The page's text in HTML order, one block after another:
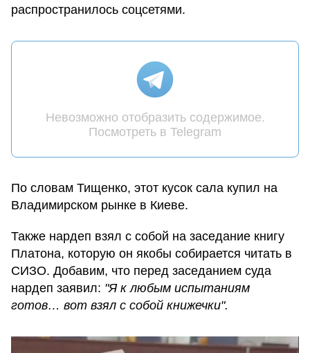
распространилось соцсетями.
Невозможно отобразить содержимое.
Посмотреть в Telegram
По словам Тищенко, этот кусок сала купил на
Владимирском рынке в Киеве.
Также нардеп взял с собой на заседание книгу
Платона, которую он якобы собирается читать в
СИЗО. Добавим, что перед заседанием суда
нардеп заявил: "Я к любым испытаниям
готов… вот взял с собой книжечки".